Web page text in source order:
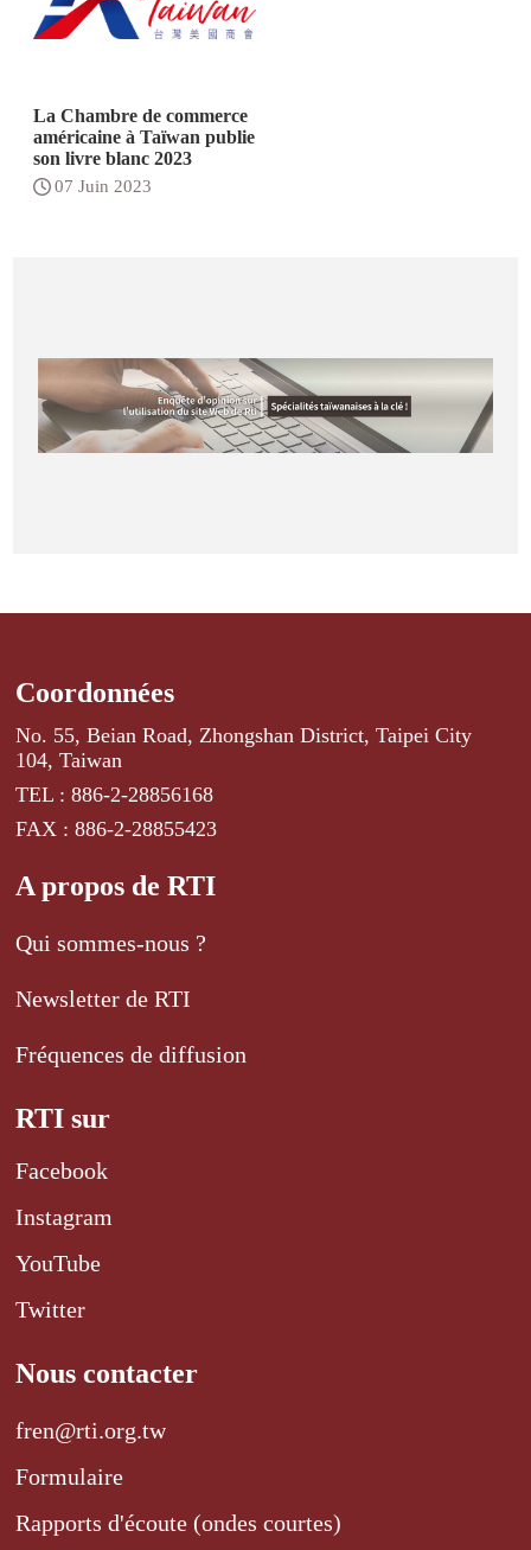
La Chambre de commerce
américaine à Taïwan publie
son livre blanc 2023
07 Juin 2023
Coordonnées
No. 55, Beian Road, Zhongshan District, Taipei City
104, Taiwan
TEL : 886-2-28856168
FAX : 886-2-28855423
A propos de RTI
Qui sommes-nous ?
Newsletter de RTI
Fréquences de diffusion
RTI sur
Facebook
Instagram
YouTube
Twitter
Nous contacter
fren@rti.org.tw
Formulaire
Rapports d'écoute (ondes courtes)